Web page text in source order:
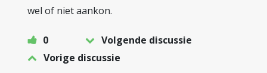
wel of niet aankon.
0
Volgende discussie
Vorige discussie